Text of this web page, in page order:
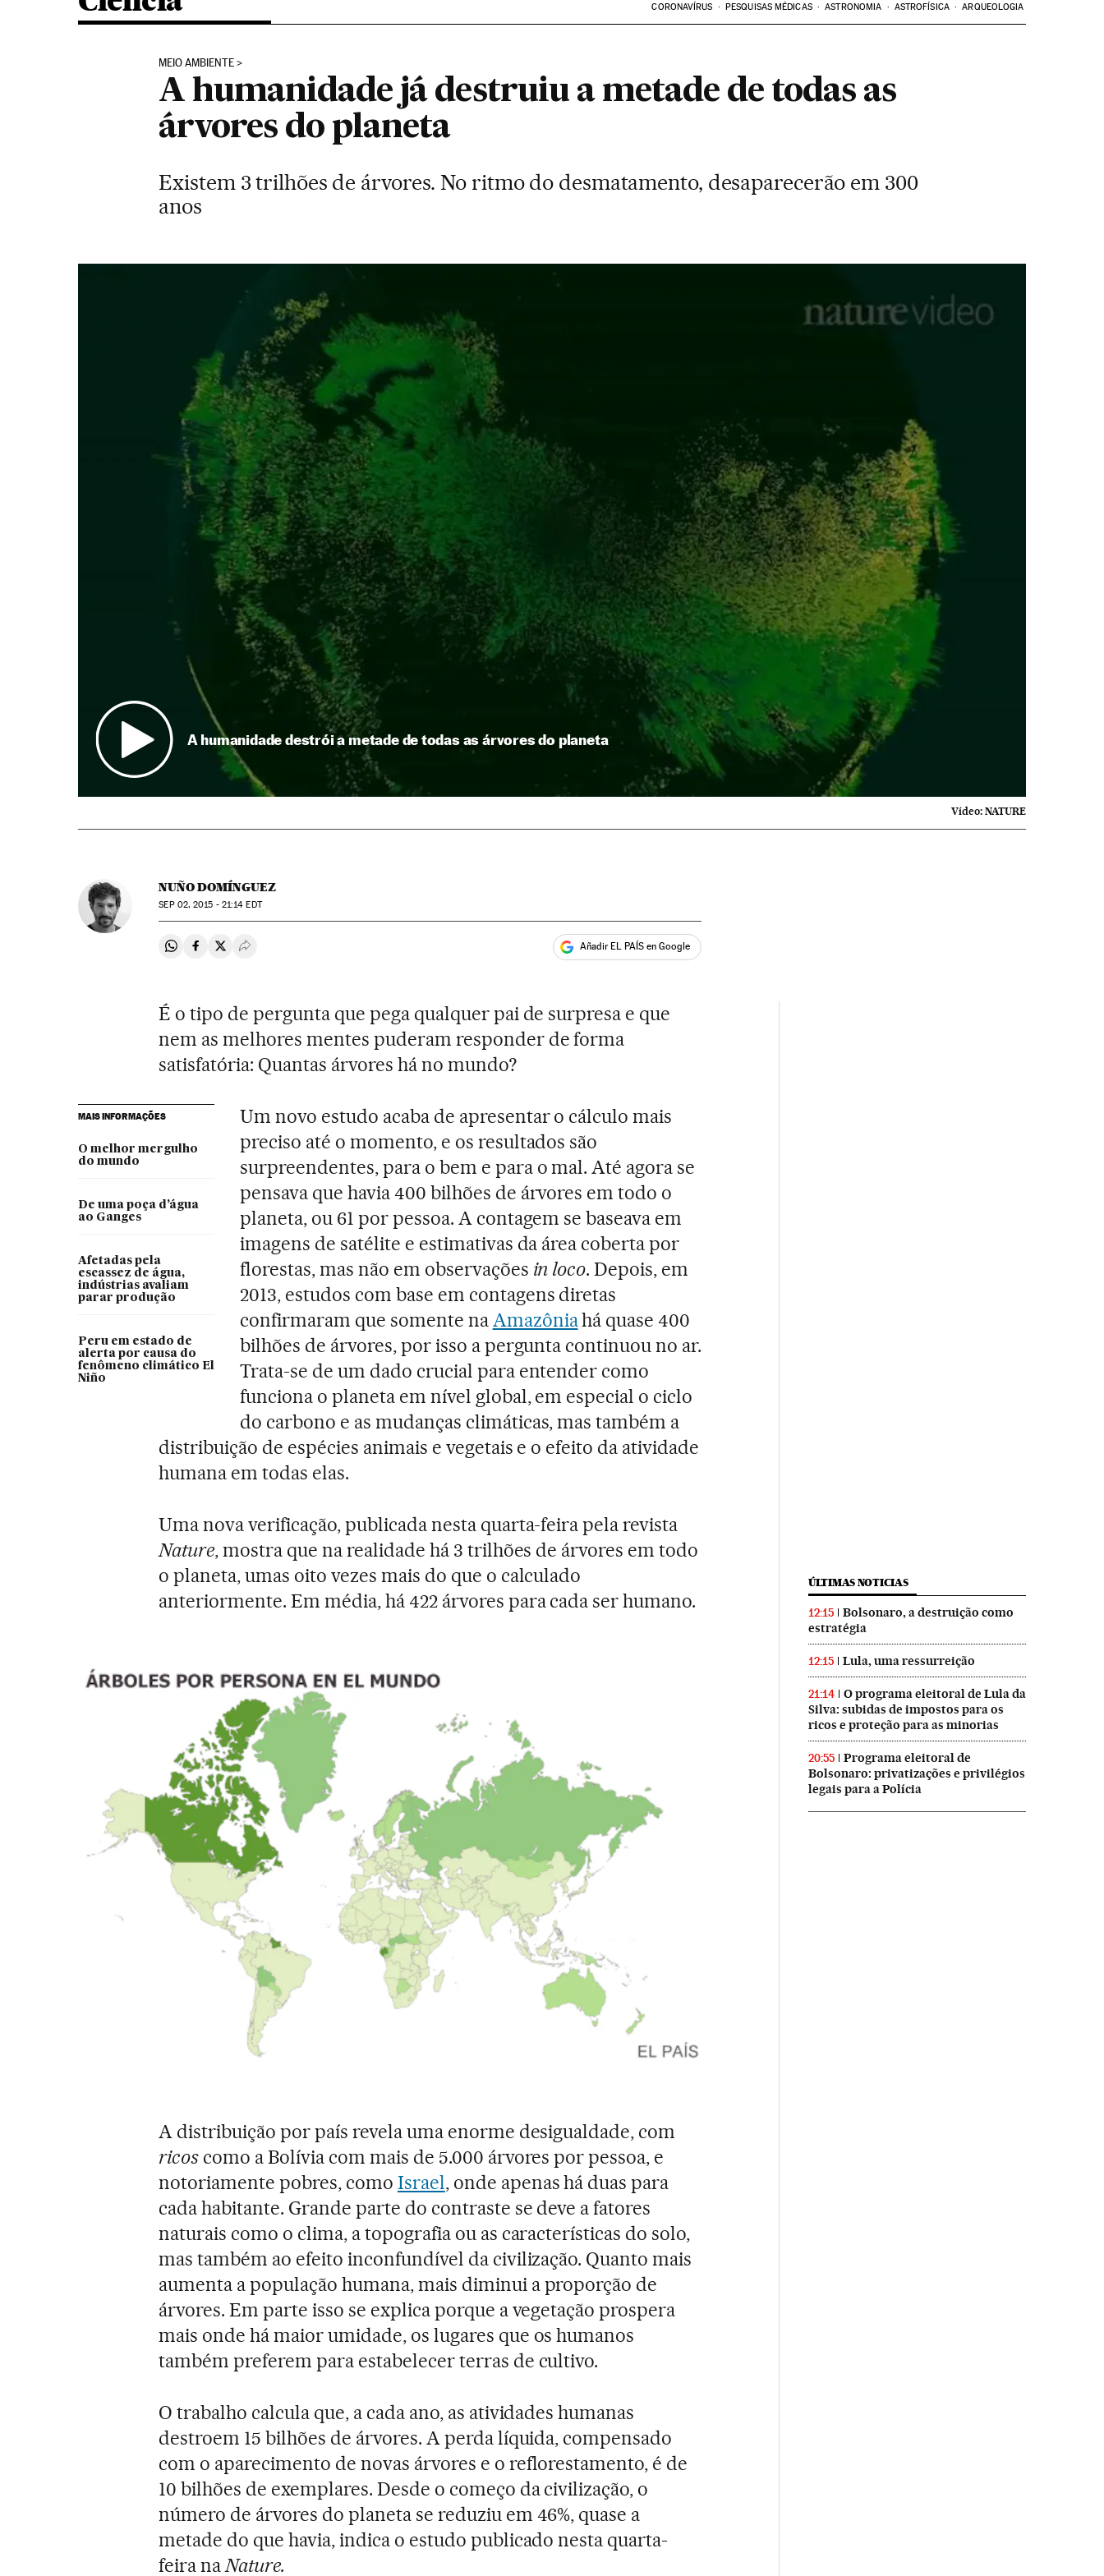
CORONAVÍRUS PESQUISAS MÉDICAS ASTRONOMIA ASTROFÍSICA ARQUEOLOGIA
MEIO AMBIENTE
A humanidade já destruiu a metade de todas as
árvores do planeta
Existem 3 trilhões de árvores. No ritmo do desmatamento, desaparecerão em 300
anos
A humanidade destrói a metade de todas as árvores do planeta
Vídeo: NATURE
NUÑO DOMÍNGUEZ
SEP02, 2015 - 21:14 EDT
Compartir en Whatsapp
Compartir en Facebook
Compartir en Twitter
Desplegar Redes Sociales Añadir EL PAÍS en Google
É o tipo de pergunta que pega qualquer pai de surpresa e que
nem as melhores mentes puderam responder de forma
satisfatória: Quantas árvores há no mundo?
MAIS INFORMAÇÕES
O melhor mergulho
do mundo
De uma poça d’água
ao Ganges
Afetadas pela
escassez de água,
indústrias avaliam
parar produção
Peru em estado de
alerta por causa do
fenômeno climático El
Niño
Um novo estudo acaba de apresentar o cálculo mais
preciso até o momento, e os resultados são
surpreendentes, para o bem e para o mal. Até agora se
pensava que havia 400 bilhões de árvores em todo o
planeta, ou 61 por pessoa. A contagem se baseava em
imagens de satélite e estimativas da área coberta por
florestas, mas não em observações in loco. Depois, em
2013, estudos com base em contagens diretas
confirmaram que somente naAmazôniahá quase 400
bilhões de árvores, por isso a pergunta continuou no ar.
Trata-se de um dado crucial para entender como
funciona o planeta em nível global, em especial o ciclo
do carbono e as mudanças climáticas, mas também a
distribuição de espécies animais e vegetais e o efeito da atividade
humana em todas elas.
Uma nova verificação, publicada nesta quarta-feira pela revista
Nature, mostra que na realidade há 3 trilhões de árvores em todo
o planeta, umas oito vezes mais do que o calculado
anteriormente. Em média, há 422 árvores para cada ser humano.
A distribuição por país revela uma enorme desigualdade, com
ricos como a Bolívia com mais de 5.000 árvores por pessoa, e
notoriamente pobres, como Israel, onde apenas há duas para
cada habitante. Grande parte do contraste se deve a fatores
naturais como o clima, a topografia ou as características do solo,
mas também ao efeito inconfundível da civilização. Quanto mais
aumenta a população humana, mais diminui a proporção de
árvores. Em parte isso se explica porque a vegetação prospera
mais onde há maior umidade, os lugares que os humanos
também preferem para estabelecer terras de cultivo.
O trabalho calcula que, a cada ano, as atividades humanas
destroem 15 bilhões de árvores. A perda líquida, compensado
com o aparecimento de novas árvores e o reflorestamento, é de
10 bilhões de exemplares. Desde o começo da civilização, o
número de árvores do planeta se reduziu em 46%, quase a
metade do que havia, indica o estudo publicado nesta quarta-
feira naNature.
ÚLTIMAS NOTICIAS
12:15
Bolsonaro, a destruição como
estratégia
12:15 Lula, uma ressurreição
21:14
O programa eleitoral de Lula da
Silva: subidas de impostos para os
ricos e proteção para as minorias
20:55
Programa eleitoral de
Bolsonaro: privatizações e privilégios
legais para a Polícia